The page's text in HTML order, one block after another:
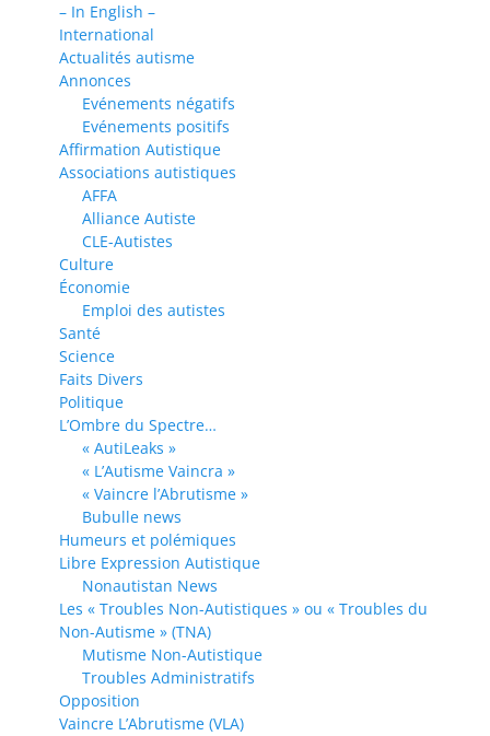
– In English –
International
Actualités autisme
Annonces
Evénements négatifs
Evénements positifs
Affirmation Autistique
Associations autistiques
AFFA
Alliance Autiste
CLE-Autistes
Culture
Économie
Emploi des autistes
Santé
Science
Faits Divers
Politique
L’Ombre du Spectre…
« AutiLeaks »
« L’Autisme Vaincra »
« Vaincre l’Abrutisme »
Bubulle news
Humeurs et polémiques
Libre Expression Autistique
Nonautistan News
Les « Troubles Non-Autistiques » ou « Troubles du
Non-Autisme » (TNA)
Mutisme Non-Autistique
Troubles Administratifs
Opposition
Vaincre L’Abrutisme (VLA)